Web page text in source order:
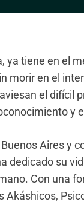
ya tiene en el
morir en el
el difícil
y
Aires y
dedicado su
Con una
Akáshicos,